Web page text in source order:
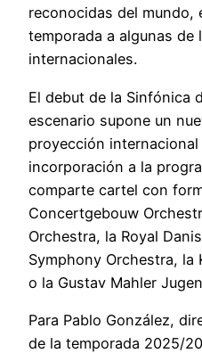
reconocidas del mundo,
temporada a algunas de
internacionales.
El debut de la Sinfónica
escenario supone un
proyección
incorporación a la
comparte cartel con
Concertgebouw
Orchestra, la Royal
Symphony Orchestra, la
o la Gustav Mahler
Para Pablo González,
de la temporada 2025/